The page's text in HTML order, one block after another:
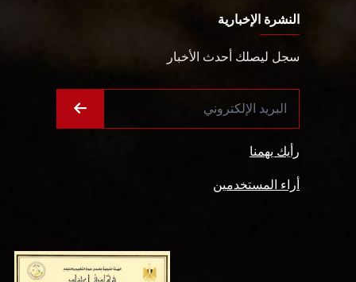
النشرة الإخبارية
سجل ليصلك أحدث الأخبار
رأيك يهمنا
أراء المستخدمين